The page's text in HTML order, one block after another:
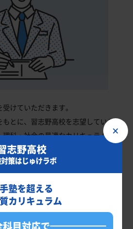
けていただきます。
とに、習志野高校を志望しているあ
科・社会の最適なカリキュラムを作
高校の入試で確実に合格最低点以上
を取るための勉強法、学習スケジュ
×
志野高校
策はじゅけラボ
塾を超える
カリキュラム
科目対応で